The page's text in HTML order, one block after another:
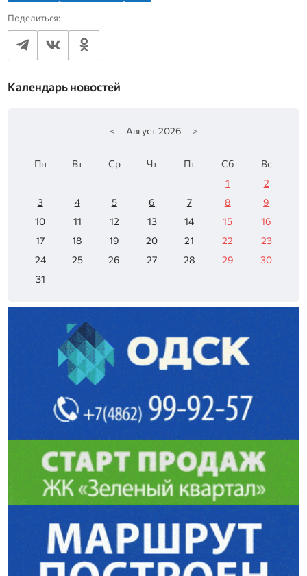
Поделиться:
Календарь новостей
< Август 2026 >
Пн Вт Ср Чт Пт Сб
Вс
1
2
3
4 5 6 7 8
9
10
11 12 13 14 15
16
17
18 19 20 21 22
23
24
25 26 27 28 29
30
31